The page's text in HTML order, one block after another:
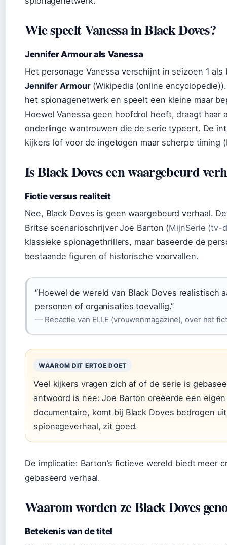
Wie speelt Vanessa in Black Doves?
Jennifer Armour als Vanessa
Het personage Vanessa verschijnt in seizoen 1
Jennifer Armour(Wikipedia (online
het spionagenetwerk en speelt een kleine maar
Hoewel Vanessa geen hoofdrol heeft, draagt haar
onderlinge wantrouwen die de serie typeert. De
kijkers lof voor de ingetogen maar scherpe timing
Is Black Doves een waargebeurd
Fictie versus realiteit
Nee, Black Doves is geen waargebeurd verhaal.
Britse scenarioschrijver Joe Barton (MijnSerie (tv-
klassieke spionagethrillers, maar baseerde de
bestaande figuren of historische voorvallen.
“Hoewel de wereld van Black Doves realistisch
personen of organisaties toevallig.”
— Redactie van ELLE (vrouwenmagazine), over het
WAAROM DIT ERTOE DOET
Veel kijkers vragen zich af of de serie is
antwoord is nee: Joe Barton creëerde een
documentaire, komt bij Black Doves bedrogen
spionageverhaal, zit goed.
De implicatie: Barton’s fictieve wereld biedt meer
gebaseerd verhaal.
Waarom worden ze Black Doves
Betekenis van de titel